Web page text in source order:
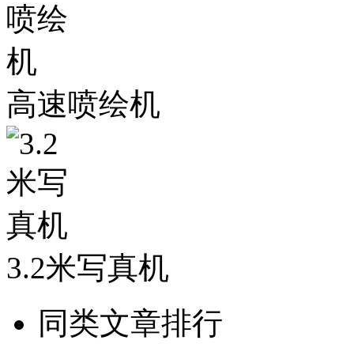
高速喷绘机
3.2米写真机
同类文章排行